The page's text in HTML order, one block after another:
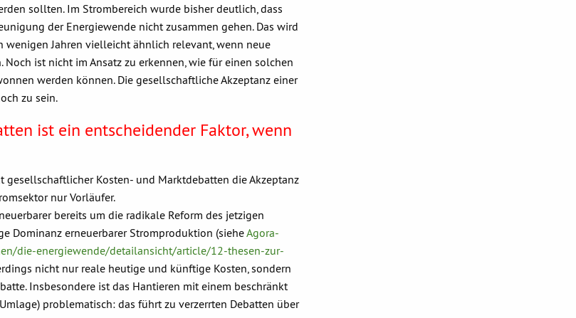
sollten. Im Strombereich wurde bisher deutlich, dass
der Energiewende nicht zusammen gehen. Das wird
Jahren vielleicht ähnlich relevant, wenn neue
ist nicht im Ansatz zu erkennen, wie für einen solchen
werden können. Die gesellschaftliche Akzeptanz einer
zu sein.
ist ein entscheidender Faktor, wenn
Kosten- und Marktdebatten die Akzeptanz
nur Vorläufer.
bereits um die radikale Reform des jetzigen
Dominanz erneuerbarer Stromproduktion (sieheAgora-
die-energiewende/detailansicht/article/12-thesen-zur-
nicht nur reale heutige und künftige Kosten, sondern
Insbesondere ist das Hantieren mit einem beschränkt
problematisch: das führt zu verzerrten Debatten über